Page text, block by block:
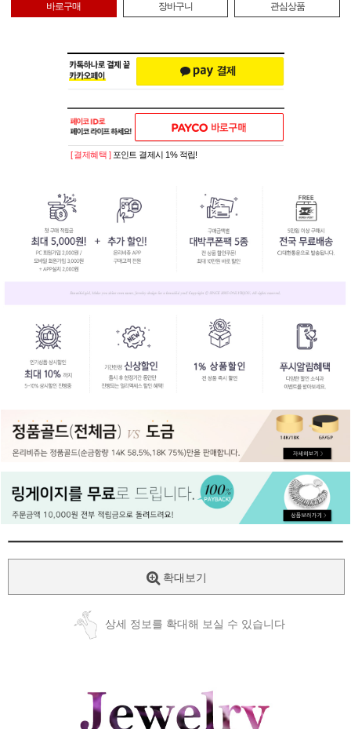
바로구매 장바구니 관심상품
페이코 ID로
PAYCO 바로
[ 결제혜택 ] 포인트 결제시 1% 적립!
확대보기
상세 정보를 확대해 보실 수 있습니다